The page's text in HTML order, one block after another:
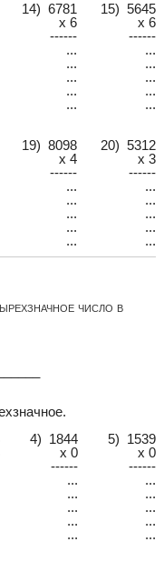
14) 6781
15) 5645
x 6
x 6
------
------
...
...
...
...
...
...
...
...
... ...
19) 8098
20) 5312
x 4
x 3
------
------
...
...
...
...
...
...
...
...
... ...
число в
4) 1844
5) 1539
x 0
x 0
------
------
...
...
...
...
...
...
...
...
... ...